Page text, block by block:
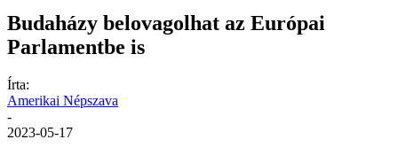
Budaházy belovagolhat az Európai
Parlamentbe is
Írta:
Amerikai Népszava
-
2023-05-17